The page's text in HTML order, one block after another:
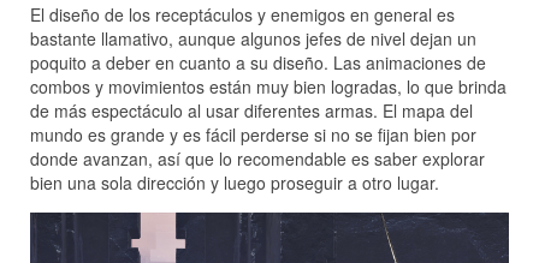
El diseño de los receptáculos y enemigos en general es
bastante llamativo, aunque algunos jefes de nivel dejan un
poquito a deber en cuanto a su diseño. Las animaciones de
combos y movimientos están muy bien logradas, lo que brinda
de más espectáculo al usar diferentes armas. El mapa del
mundo es grande y es fácil perderse si no se fijan bien por
donde avanzan, así que lo recomendable es saber explorar
bien una sola dirección y luego proseguir a otro lugar.